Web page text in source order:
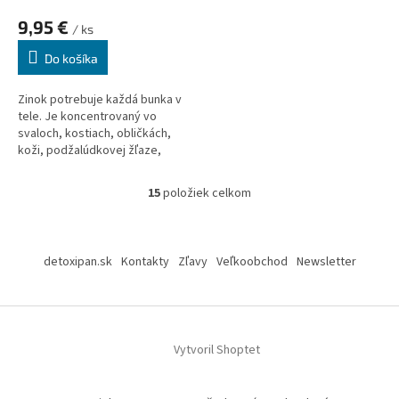
9,95 € / ks
Do košíka
Zinokpotrebuje každá bunka v
tele. Je koncentrovaný vo
svaloch, kostiach, obličkách,
koži, podžalúdkovej žľaze,
Zinok je nevyhnutnou zložkou
mnohých enzýmov, ktoré
tesne súvisí s produkciou
energie.
O
d
c
p
15položiek celkom
detoxipan.sk Kontakty Zľavy Veľkoobchod Newsletter
Vytvoril Shoptet